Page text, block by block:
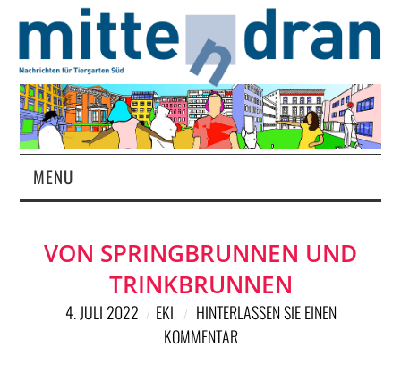
MENU
MAGAZIN
ÜBER UNS
VON SPRINGBRUNNEN UND
TRINKBRUNNEN
4. JULI 2022 EKI
HINTERLASSEN SIE EINEN
KOMMENTAR